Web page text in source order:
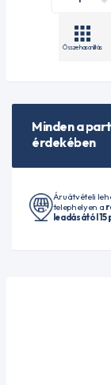
Összehasonlítás
Minden a
érdekében
Áruátvételi
telephelyen a
leadásától 15